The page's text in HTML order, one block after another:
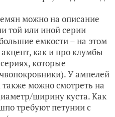
можно на описание
той или иной серии
емкости – на этом
как и про клумбы
которые
У ампелей
можно смотреть на
ширину куста. Как
требуют петунии с